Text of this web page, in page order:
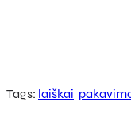
Tags: laiškai